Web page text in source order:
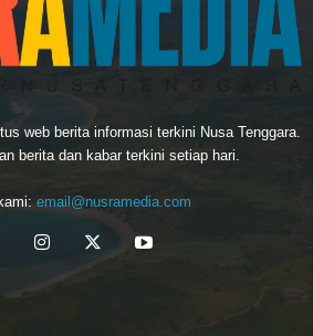
web berita informasi terkini Nusa Tenggara.
berita dan kabar terkini setiap hari.
email@nusramedia.com